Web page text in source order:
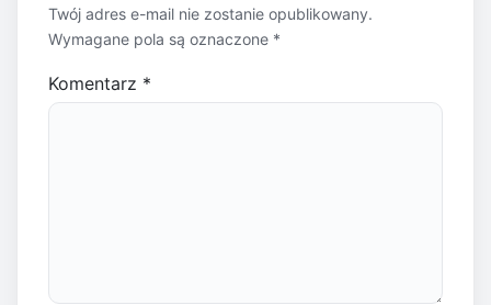
Twój adres e-mail nie zostanie opublikowany.
Wymagane pola są oznaczone *
Komentarz *